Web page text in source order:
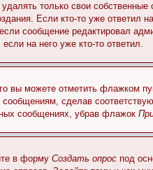
только свои
Если кто-то уже
сообщение редактировал
на него уже кто-то ответил.
вы можете отметить флажком
сделав
сообщениях, убрав флажок
в форму Создать опрос под